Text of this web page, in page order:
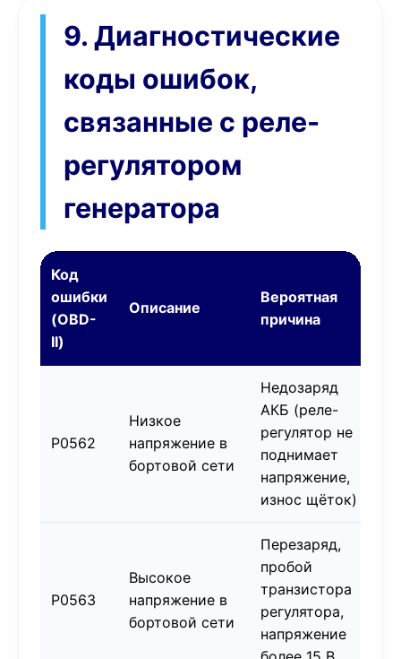
9. Диагностические
коды ошибок,
связанные с реле-
регулятором
генератора
Код
ошибки
(OBD-
II)
Описание
Вероятная
причина
P0562
Низкое
напряжение в
бортовой сети
Недозаряд
АКБ (реле-
регулятор не
поднимает
напряжение,
износ щёток)
P0563
Высокое
напряжение в
бортовой сети
Перезаряд,
пробой
транзистора
регулятора,
напряжение